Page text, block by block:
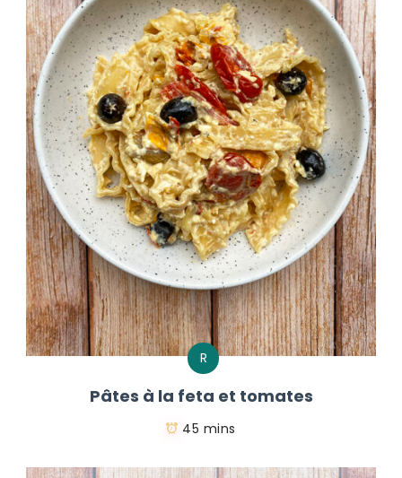
R
Pâtes à la feta et tomates
45 mins